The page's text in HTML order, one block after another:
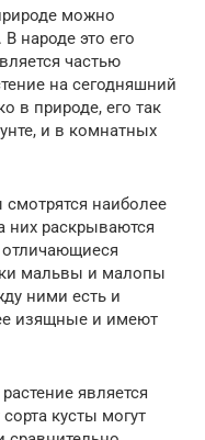
можно
народе это его
частью
на сегодняшний
в природе, его так
и в комнатных
наиболее
них раскрываются
мальвы и малопы
ними есть и
изящные и имеют
является
кусты могут